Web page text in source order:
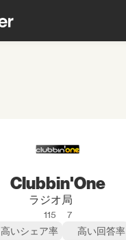
Clubbin'One
ラジオ局
115
7
高いシェア率
高い回答率